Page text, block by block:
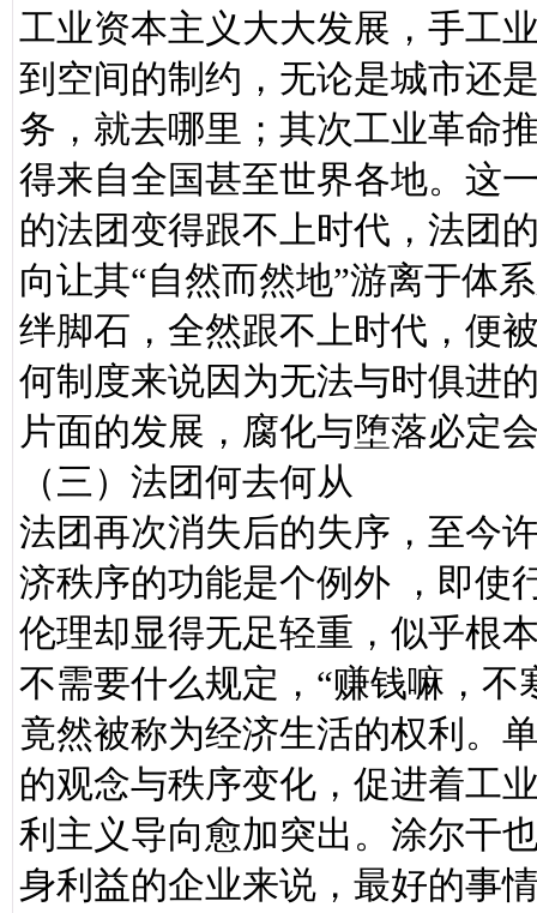
工业资本主义大大发展，手工
到空间的制约，无论是城市还
务，就去哪里；其次工业革命
得来自全国甚至世界各地。这
的法团变得跟不上时代，法团
向让其“自然而然地”游离于体
绊脚石，全然跟不上时代，便
何制度来说因为无法与时俱进
片面的发展，腐化与堕落必定
（三）法团何去何从
法团再次消失后的失序，至今
济秩序的功能是个例外 ，即使
伦理却显得无足轻重，似乎根
不需要什么规定，“赚钱嘛，
竟然被称为经济生活的权利。
的观念与秩序变化，促进着工
利主义导向愈加突出。涂尔干
身利益的企业来说，最好的事